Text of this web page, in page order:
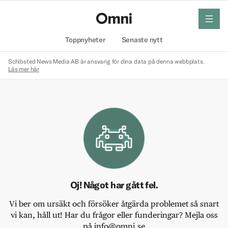
Toppnyheter Senaste nytt
meny
Schibsted News Media AB är ansvarig för dina data på denna webbplats.
Läs mer här
Oj! Något har gått fel.
Vi ber om ursäkt och försöker åtgärda problemet så snart
vi kan, håll ut! Har du frågor eller funderingar? Mejla oss